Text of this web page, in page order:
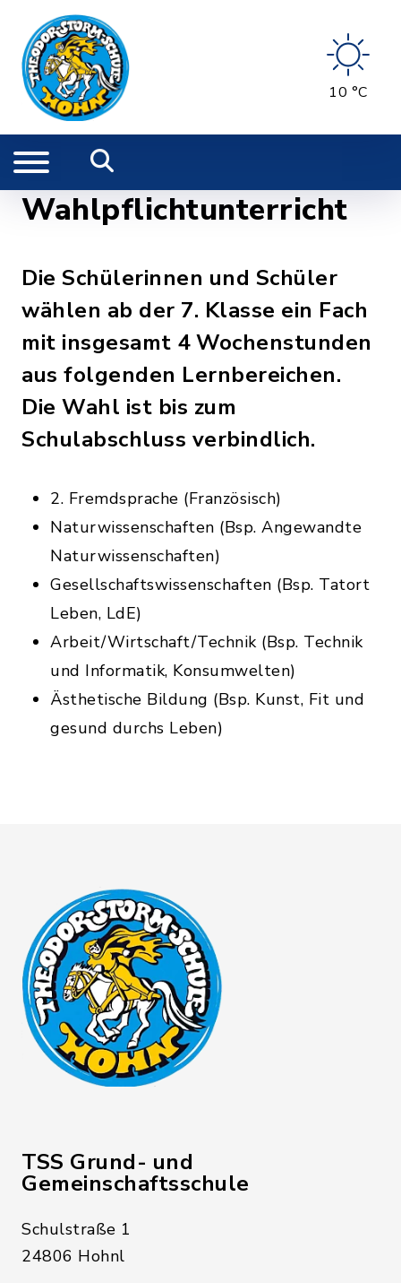
10 °C
Wahlpflichtunterricht
Die Schülerinnen und Schüler
wählen ab der 7. Klasse ein Fach
mit insgesamt 4 Wochenstunden
aus folgenden Lernbereichen.
Die Wahl ist bis zum
Schulabschluss verbindlich.
​​​​​​2. Fremdsprache (Französisch)
Naturwissenschaften (Bsp. Angewandte
Naturwissenschaften)
Gesellschaftswissenschaften (Bsp. Tatort
Leben, LdE)
Arbeit/Wirtschaft/Technik (Bsp. Technik
und Informatik, Konsumwelten)
Ästhetische Bildung (Bsp. Kunst, Fit und
gesund durchs Leben)
TSS Grund- und
Gemeinschaftsschule
Schulstraße 1
24806 Hohnl